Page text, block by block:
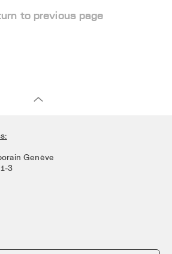
to previous page
Genève
3